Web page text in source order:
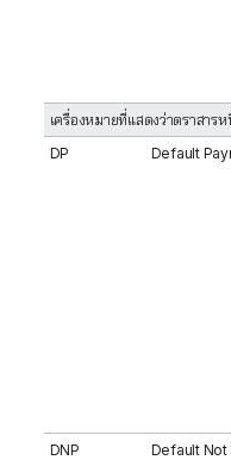
เครื่องหมายที่แสดงว่าตราสา
DP
Default
DNP
Default Not